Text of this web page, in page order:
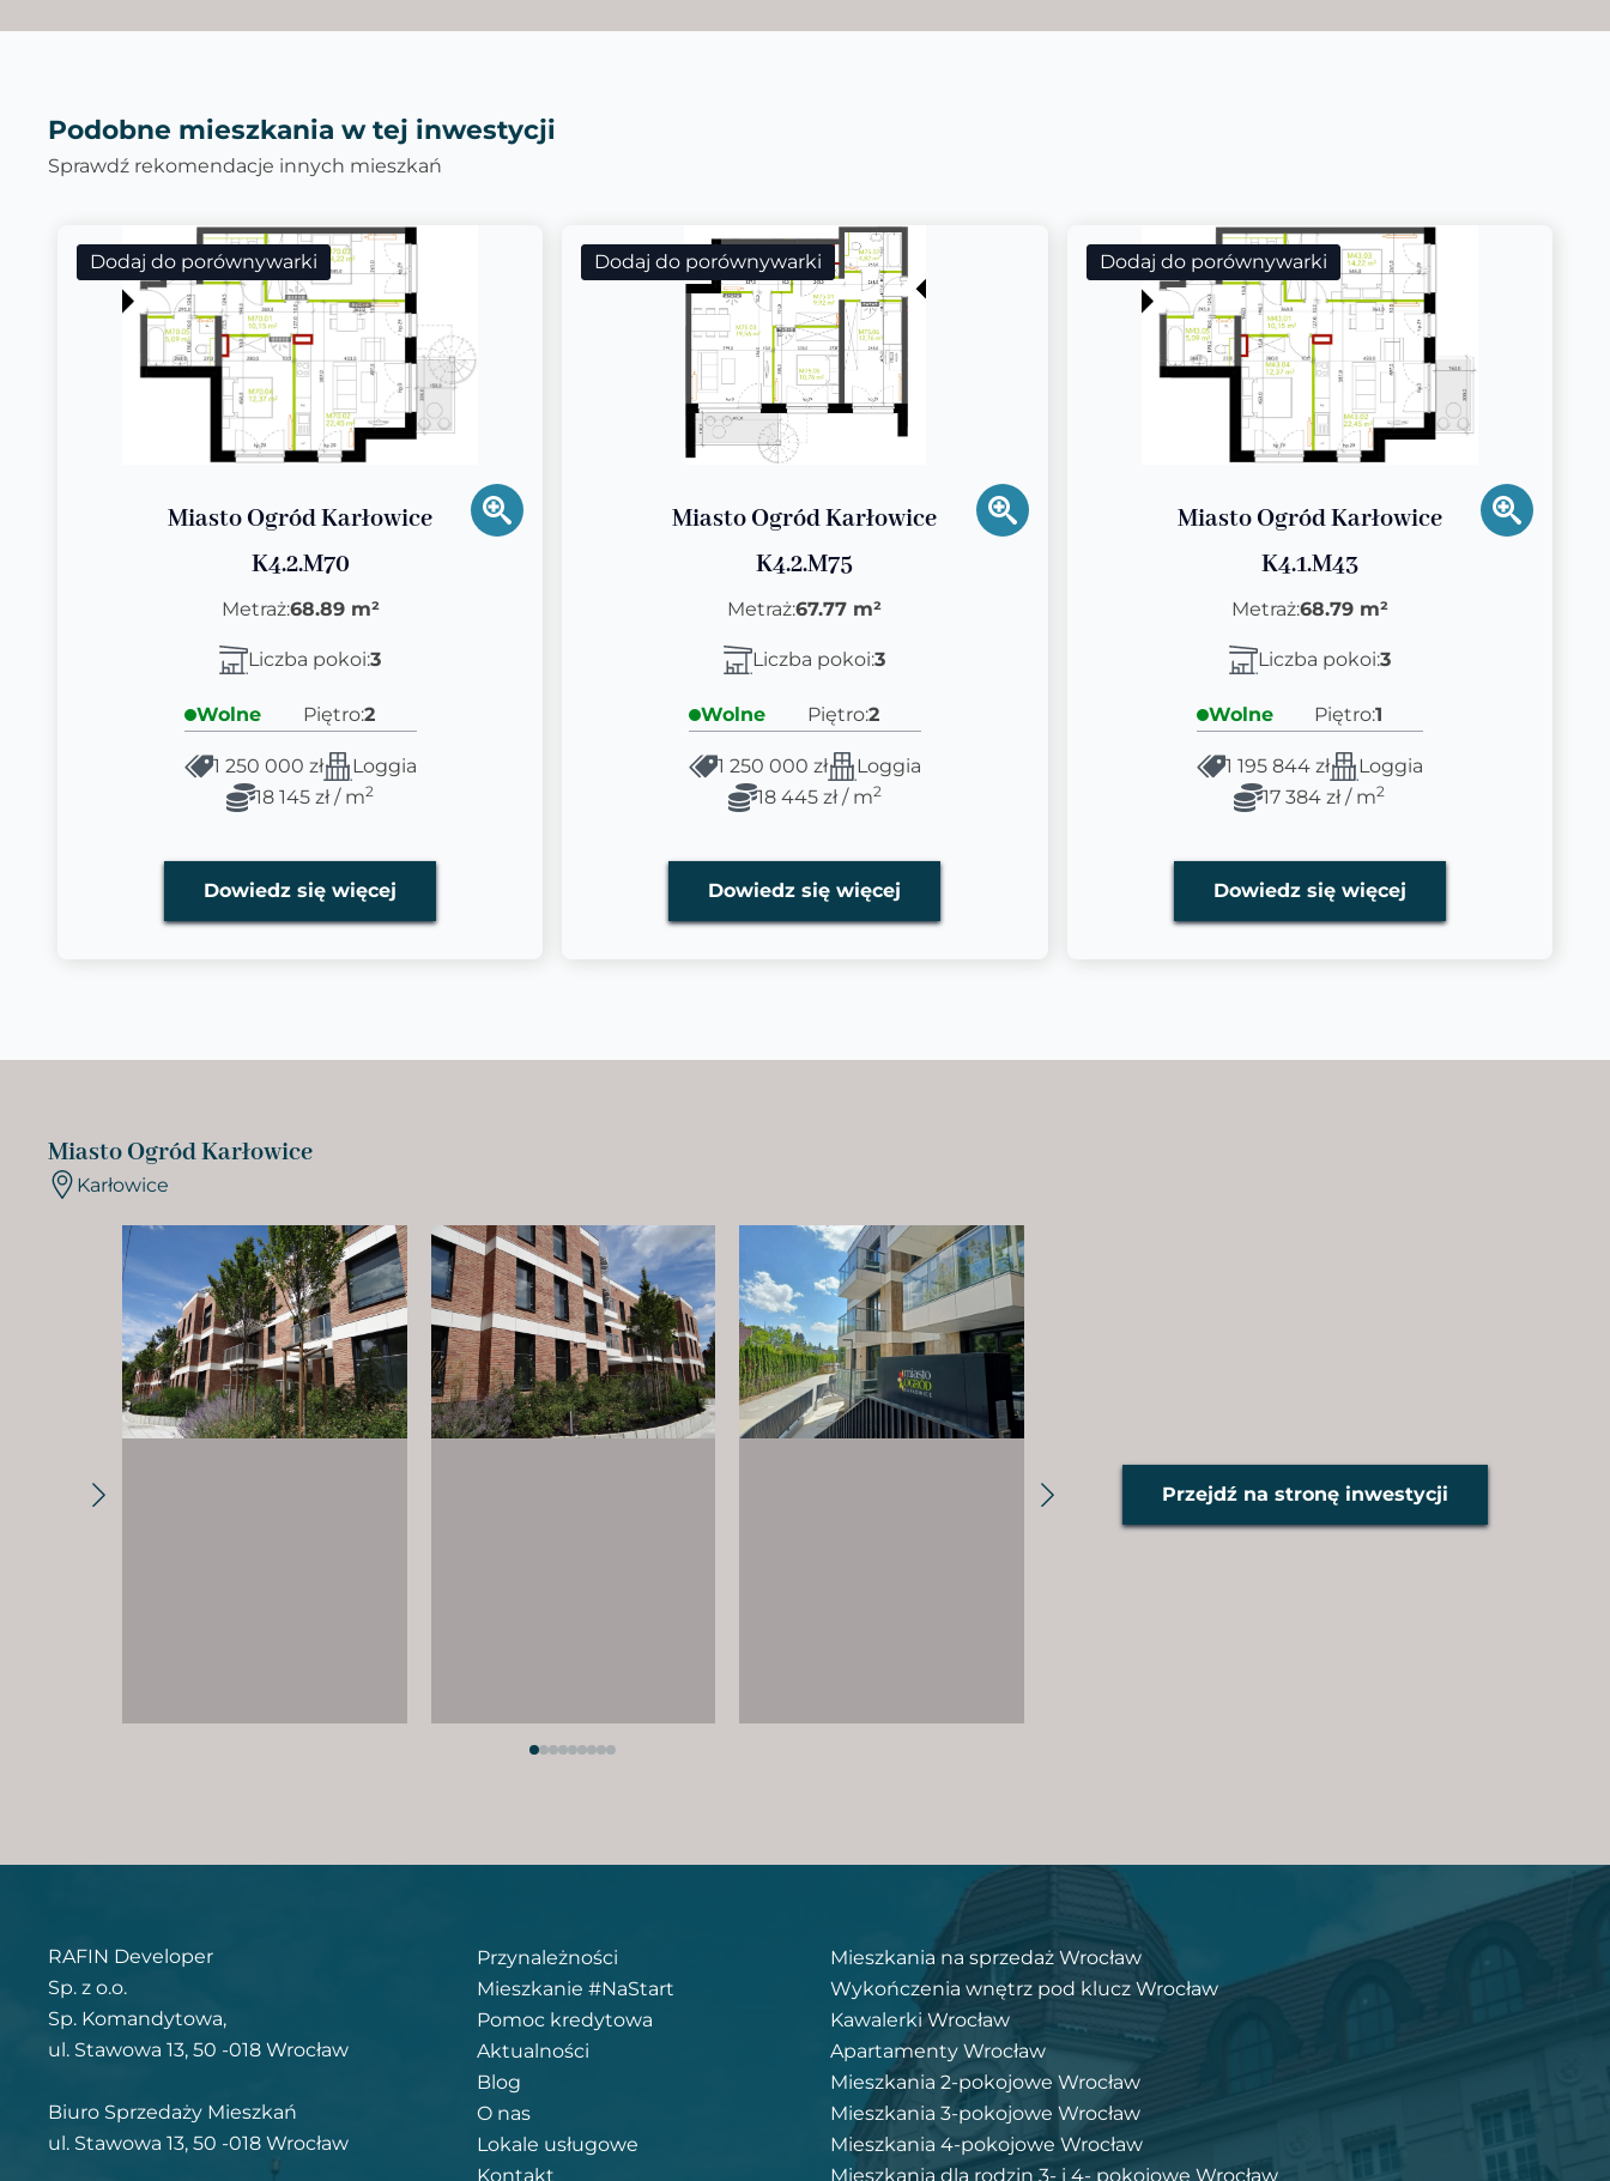
Podobne mieszkania w tej inwestycji
Sprawdź rekomendacje innych mieszkań
Dodaj do porównywarki
Miasto Ogród Karłowice
K4.2.M70
Metraż:68.89 m²
Liczba pokoi:3
Wolne Piętro:2
1 250 000 zł
Loggia
18 145 zł / m2
Dowiedz się więcej
Dodaj do porównywarki
Miasto Ogród Karłowice
K4.2.M75
Metraż:67.77 m²
Liczba pokoi:3
Wolne Piętro:2
1 250 000 zł
Loggia
18 445 zł / m2
Dowiedz się więcej
Dodaj do porównywarki
Miasto Ogród Karłowice
K4.1.M43
Metraż:68.79 m²
Liczba pokoi:3
Wolne Piętro:1
1 195 844 zł
Loggia
17 384 zł / m2
Dowiedz się więcej
Miasto Ogród Karłowice
Karłowice
Przejdź na stronę inwestycji
RAFIN Developer
Sp. z o.o.
Sp. Komandytowa,
ul. Stawowa 13, 50 -018 Wrocław
Biuro Sprzedaży Mieszkań
ul. Stawowa 13, 50 -018 Wrocław
Przynależności
Mieszkanie #NaStart
Pomoc kredytowa
Aktualności
Blog
O nas
Lokale usługowe
Kontakt
Mieszkania na sprzedaż Wrocław
Wykończenia wnętrz pod klucz Wrocław
Kawalerki Wrocław
Apartamenty Wrocław
Mieszkania 2-pokojowe Wrocław
Mieszkania 3-pokojowe Wrocław
Mieszkania 4-pokojowe Wrocław
Mieszkania dla rodzin 3- i 4- pokojowe Wrocław